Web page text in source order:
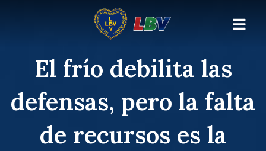
conteúdoEl frío debilita las
defensas, pero la falta
de recursos es la